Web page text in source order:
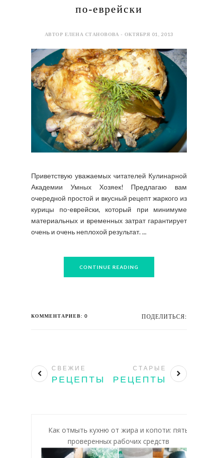
по-еврейски
АВТОР ЕЛЕНА СТАНОВОВА - ОКТЯБРЯ 01, 2013
Приветствую уважаемых читателей Кулинарной
Академии Умных Хозяек! Предлагаю вам
очередной простой и вкусный рецепт жаркого из
курицы по-еврейски, который при минимуме
материальных и временных затрат гарантирует
очень и очень неплохой результат. ...
CONTINUE READING
КОММЕНТАРИЕВ: 0 ПОДЕЛИТЬСЯ:
СВЕЖИЕ
РЕЦЕПТЫ
СТАРЫЕ
РЕЦЕПТЫ
Как отмыть кухню от жира и копоти: пять
проверенных рабочих средств